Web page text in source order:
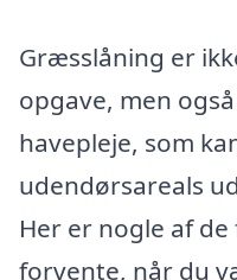
Græsslåning er
opgave, men
havepleje, som
udendørsareals
Her er nogle af
forvente, når du